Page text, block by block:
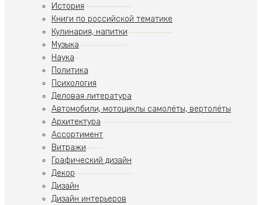
История
Книги по российской тематике
Кулинария, напитки
Музыка
Наука
Политика
Психология
Деловая литература
Автомобили, мотоциклы самолёты, вертолёты
Архитектура
Ассортимент
Витражи
Графический дизайн
Декор
Дизайн
Дизайн интерьеров